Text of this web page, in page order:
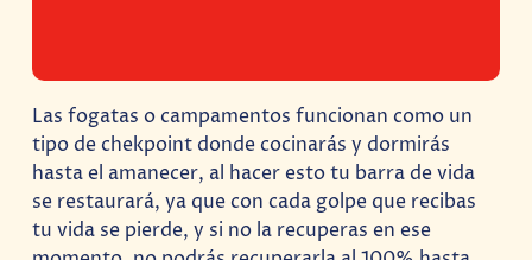
Las fogatas o campamentos funcionan como un
tipo de chekpoint donde cocinarás y dormirás
hasta el amanecer, al hacer esto tu barra de vida
se restaurará, ya que con cada golpe que recibas
tu vida se pierde, y si no la recuperas en ese